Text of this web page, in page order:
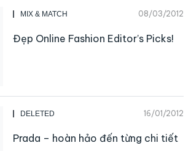
MIX & MATCH 08/03/2012
Đẹp Online Fashion Editor’s Picks!
DELETED 16/01/2012
Prada – hoàn hảo đến từng chi tiết